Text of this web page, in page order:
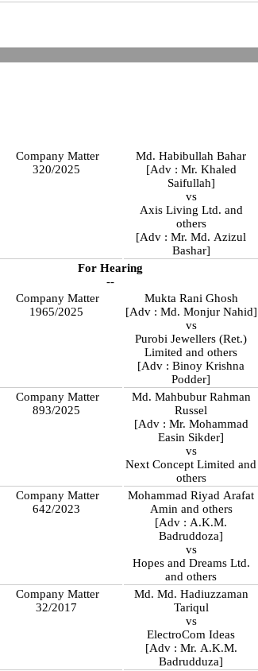
Company Matter
320/2025
Md. Habibullah Bahar
[Adv : Mr. Khaled
Saifullah]
vs
Axis Living Ltd. and
others
[Adv : Mr. Md. Azizul
Bashar]
For Hearing
--
Company Matter
1965/2025
Mukta Rani Ghosh
[Adv : Md. Monjur Nahid]
vs
Purobi Jewellers (Ret.)
Limited and others
[Adv : Binoy Krishna
Podder]
Company Matter
893/2025
Md. Mahbubur Rahman
Russel
[Adv : Mr. Mohammad
Easin Sikder]
vs
Next Concept Limited and
others
Company Matter
642/2023
Mohammad Riyad Arafat
Amin and others
[Adv : A.K.M.
Badruddoza]
vs
Hopes and Dreams Ltd.
and others
Company Matter
32/2017
Md. Md. Hadiuzzaman
Tariqul
vs
ElectroCom Ideas
[Adv : Mr. A.K.M.
Badrudduza]